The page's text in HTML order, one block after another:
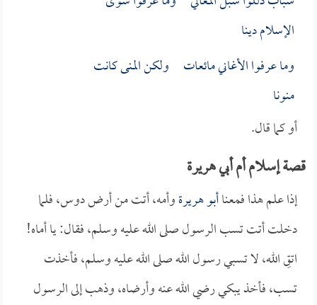
الإسلام دينا
وما عرفوا الأغاني مائعات ولكن المنى كانت
منونا
أو كما قال.
قصة إسلام أم أبي هريرة
إذا علم هذا فمعناأبو هريرةوأمه، أتت من أرض دوس، فلما
دخلت أتت تسب الرسول صلى الله عليه وسلم، فقال: يا أماه!
اتقِ الله، لا تسبي رسول الله صلى الله عليه وسلم، فأخذت
تسب، فأخذ يبكي رضي الله عنه وأرضاه، وذهب إلى الرسول